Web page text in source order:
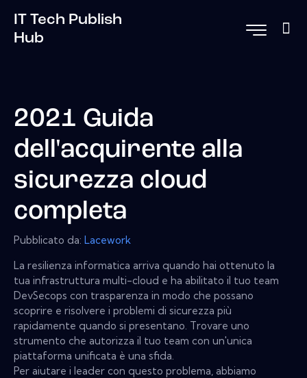
IT Tech Publish
Hub
2021 Guida
dell'acquirente alla
sicurezza cloud
completa
Pubblicato da: Lacework
La resilienza informatica arriva quando hai ottenuto la
tua infrastruttura multi-cloud e ha abilitato il tuo team
DevSecops con trasparenza in modo che possano
scoprire e risolvere i problemi di sicurezza più
rapidamente quando si presentano. Trovare uno
strumento che autorizza il tuo team con un'unica
piattaforma unificata è una sfida.
Per aiutare i leader con questo problema, abbiamo